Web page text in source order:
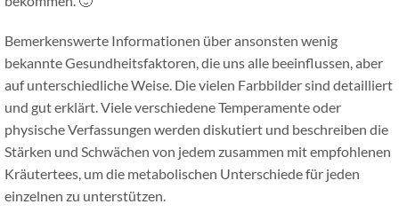
Bemerkenswerte Informationen über ansonsten wenig
bekannte Gesundheitsfaktoren, die uns alle beeinflussen, aber
auf unterschiedliche Weise. Die vielen Farbbilder sind detailliert
und gut erklärt. Viele verschiedene Temperamente oder
physische Verfassungen werden diskutiert und beschreiben die
Stärken und Schwächen von jedem zusammen mit empfohlenen
Kräutertees, um die metabolischen Unterschiede für jeden
einzelnen zu unterstützen.